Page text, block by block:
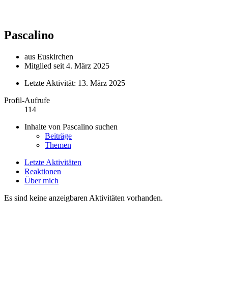
Pascalino
aus Euskirchen
Mitglied seit 4. März 2025
Letzte Aktivität: 13. März 2025
Profil-Aufrufe
114
Inhalte von Pascalino suchen
Beiträge
Themen
Letzte Aktivitäten
Reaktionen
Über mich
Es sind keine anzeigbaren Aktivitäten vorhanden.